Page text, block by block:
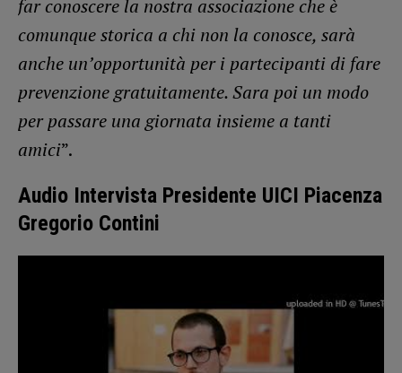
far conoscere la nostra associazione che è
comunque storica a chi non la conosce, sarà
anche un’opportunità per i partecipanti di fare
prevenzione gratuitamente. Sara poi un modo
per passare una giornata insieme a tanti
amici”.
Audio Intervista Presidente UICI Piacenza
Gregorio Contini